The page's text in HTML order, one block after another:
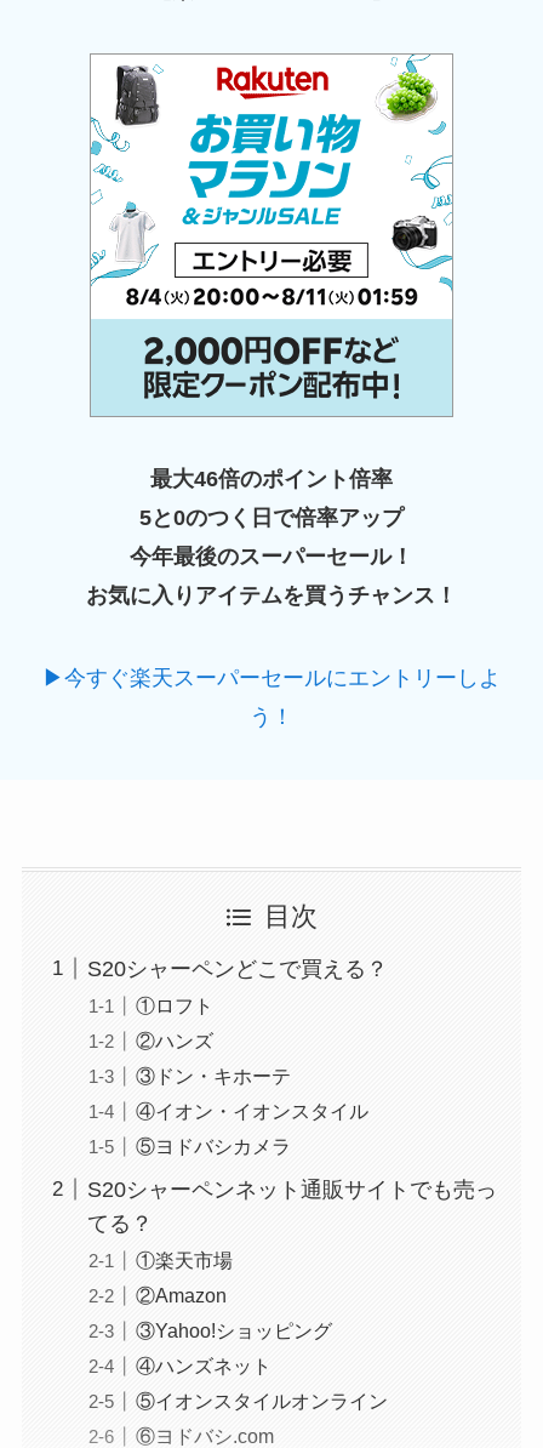
最大46倍のポイント倍率
5と0のつく日で倍率アップ
今年最後のスーパーセール！
お気に入りアイテムを買うチャンス！
▶今すぐ楽天スーパーセールにエントリーしよ
う！
目次
S20シャーペンどこで買える？
①ロフト
②ハンズ
③ドン・キホーテ
④イオン・イオンスタイル
⑤ヨドバシカメラ
S20シャーペンネット通販サイトでも売っ
てる？
①楽天市場
②Amazon
③Yahoo!ショッピング
④ハンズネット
⑤イオンスタイルオンライン
⑥ヨドバシ.com